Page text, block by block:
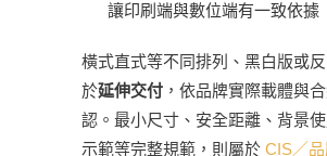
讓印刷端與數位端有一致依據
橫式直式等不同排列、黑白版或
於延伸交付 ，依品牌實際載體與
認。最小尺寸、安全距離、背景
示範等完整規範，則屬於 CIS／